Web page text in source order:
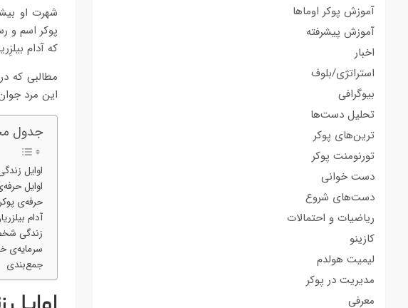
شهرت او
پوکر اسم و
که آدام
مطالبی که
این مرد
جدول
اوایل
اوایل
حرفه‌ی
آدام
زندگی
سرمایه‌ی
جمع‌بندی
آموزش پوکر اوماها
آموزش پیشرفته
اخبار
استراتژی/بلوف
بیوگرافی
تحلیل دست‌ها
ترین‌های پوکر
تورنومنت پوکر
دست خوانی
دست‌های شروع
ریاضیات و احتمالات
کازینو
لیمیت هولدم
مدیریت در پوکر
معرفی